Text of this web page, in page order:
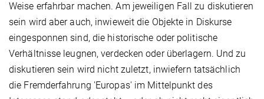
Weise erfahrbar machen. Am jeweiligen Fall zu diskutieren
sein wird aber auch, inwieweit die Objekte in Diskurse
eingesponnen sind, die historische oder politische
Verhältnisse leugnen, verdecken oder überlagern. Und zu
diskutieren sein wird nicht zuletzt, inwiefern tatsächlich
die Fremderfahrung 'Europas' im Mittelpunkt des